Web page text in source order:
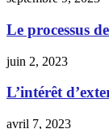
Le processus
juin 2, 2023
L’intérêt
avril 7, 2023